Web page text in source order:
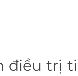
điều trị